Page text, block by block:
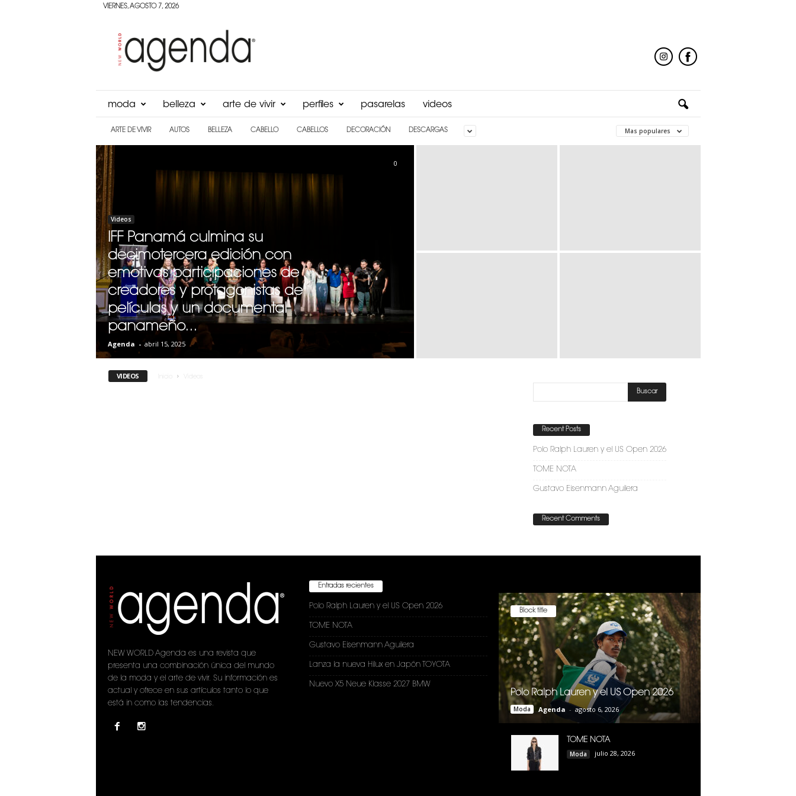
VIERNES, AGOSTO 7, 2026
Panama
moda belleza arte de vivir perfiles pasarelas videos
ARTE DE VIVIR AUTOS BELLEZA CABELLO CABELLOS DECORACIÓN DESCARGAS Mas populares
Videos
IFF Panamá culmina su
decimotercera edición con
emotivas participaciones de
creadores y protagonistas de
películas y un documental
panameño...
Agenda - abril 15, 2025
0
VIDEOS Videos
Recent Posts
Polo Ralph Lauren y el US Open 2026
TOME NOTA
Gustavo Eisenmann Aguilera
Recent Comments
NEW WORLD Agenda es una revista que
presenta una combinación única del mundo
de la moda y el arte de vivir. Su información es
actual y ofrece en sus artículos tanto lo que
está in como las tendencias.
Entradas recientes
Polo Ralph Lauren y el US Open 2026
TOME NOTA
Gustavo Eisenmann Aguilera
Lanza la nueva Hilux en Japón TOYOTA
Nuevo X5 Neue Klasse 2027 BMW
Block title
Polo Ralph Lauren y el US Open 2026
Moda Agenda - agosto 6, 2026
TOME NOTA
Moda julio 28, 2026